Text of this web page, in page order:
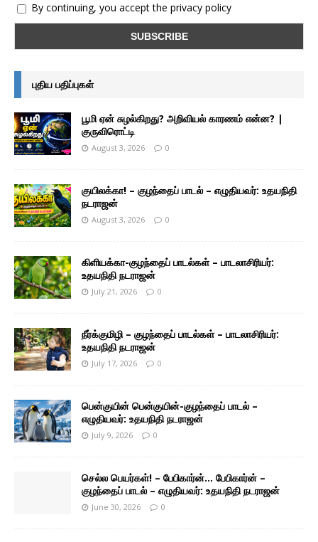
By continuing, you accept the privacy policy
புதிய பதிப்புகள்
பூமி ஏன் சுழல்கிறது? அறிவியல் காரணம் என்ன? |
குருவிரொட்டி
August 3, 2026 0
குயிலக்கா! – குழந்தைப் பாடல் – எழுதியவர்: உதயநிதி
நடராஜன்
August 3, 2026 0
கிளியக்கா-குழந்தைப் பாடல்கள் – பாடலாசிரியர்:
உதயநிதி நடராஜன்
July 21, 2026 0
நீர்க்குமிழி – குழந்தைப் பாடல்கள் – பாடலாசிரியர்:
உதயநிதி நடராஜன்
July 17, 2026 0
பென்குயின் பென்குயின்-குழந்தைப் பாடல் –
எழுதியவர்: உதயநிதி நடராஜன்
July 9, 2026 0
செல்ல பெயர்கள்! – பேபிகார்ன்… பேபிகார்ன் –
குழந்தைப் பாடல் – எழுதியவர்: உதயநிதி நடராஜன்
June 30, 2026 0